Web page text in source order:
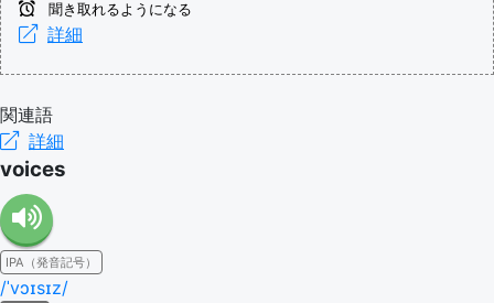
聞き取れるようになる
詳細
関連語
詳細
voices
IPA（発音記号）
/ˈvɔɪsɪz/